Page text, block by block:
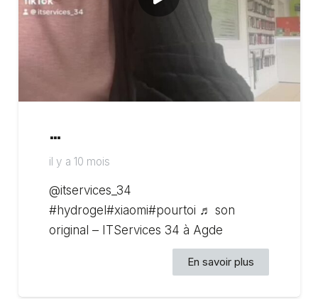
…
il y a 10 mois
@itservices_34
#hydrogel#xiaomi#pourtoi ♬ son
original – ITServices 34 à Agde
En savoir plus